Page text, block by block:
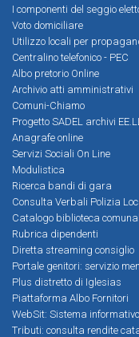
I componenti del seggio
Voto domiciliare
Utilizzo locali per
Centralino telefonico - PEC
Albo pretorio Online
Archivio atti amministrativi
Comuni-Chiamo
Progetto SADEL archivi
Anagrafe online
Servizi Sociali On Line
Modulistica
Ricerca bandi di gara
Consulta Verbali Polizia
Catalogo biblioteca
Rubrica dipendenti
Diretta streaming consiglio
Portale genitori: servizio
Plus distretto di Iglesias
Piattaforma Albo Fornitori
WebSit: Sistema
Tributi: consulta rendite